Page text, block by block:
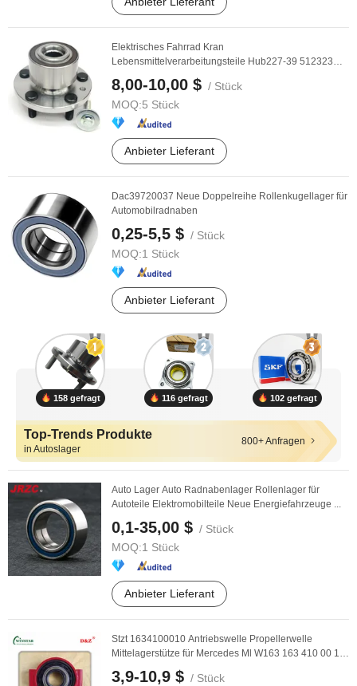
Elektrisches Fahrrad Kran
Lebensmittelverarbeitungsteile Hub227-39 512323
49bwkh54 Verwendet an ...
8,00-10,00 $ / Stück
MOQ:5 Stück
Anbieter Lieferant
Dac39720037 Neue Doppelreihe Rollenkugellager für
Automobilradnaben
0,25-5,5 $ / Stück
MOQ:1 Stück
Anbieter Lieferant
158 gefragt 116 gefragt 102 gefragt
Top-Trends Produkte
in Autoslager
800+ Anfragen
Auto Lager Auto Radnabenlager Rollenlager für
Autoteile Elektromobilteile Neue Energiefahrzeuge ...
0,1-35,00 $ / Stück
MOQ:1 Stück
Anbieter Lieferant
Stzt 1634100010 Antriebswelle Propellerwelle
Mittelagerstütze für Mercedes Ml W163 163 410 00 10
3,9-10,9 $ / Stück